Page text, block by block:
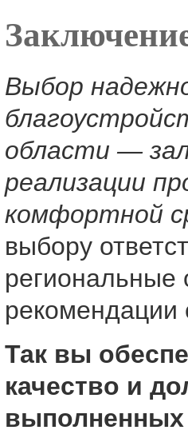
Выбор
области —
реализации
комфортной
выбору
региональные
рекомендации
Так вы
качество и
выполненных